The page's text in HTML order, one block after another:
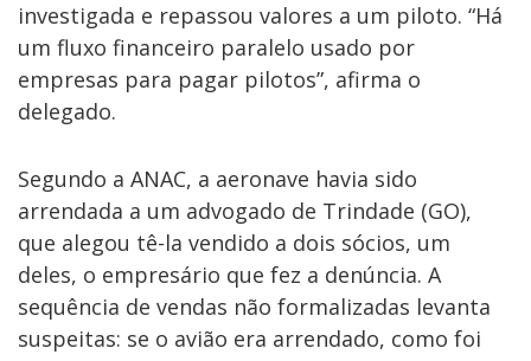
investigada e repassou valores a um piloto. “Há
um fluxo financeiro paralelo usado por
empresas para pagar pilotos”, afirma o
delegado.
Segundo a ANAC, a aeronave havia sido
arrendada a um advogado de Trindade (GO),
que alegou tê-la vendido a dois sócios, um
deles, o empresário que fez a denúncia. A
sequência de vendas não formalizadas levanta
suspeitas: se o avião era arrendado, como foi